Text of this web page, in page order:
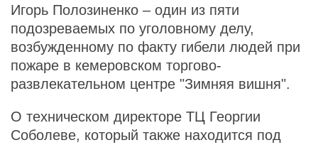
Игорь Полозиненко – один из пяти
подозреваемых по уголовному делу,
возбужденному по факту гибели людей при
пожаре в кемеровском торгово-
развлекательном центре "Зимняя вишня".
О техническом директоре ТЦ Георгии
Соболеве, который также находится под